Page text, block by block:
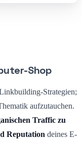
Shop
Strategien;
aufzutauchen.
Traffic zu
Reputation deines E-